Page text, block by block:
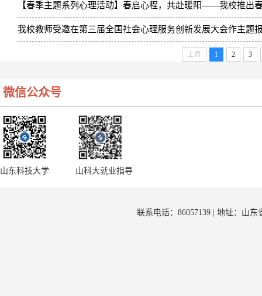
【春季主题系列心理活动】​春启心程，共赴暖阳——我校推出
我校教师受邀在第三届全国社会心理服务创新发展大会作主题
上页 1 2 3
微信公众号
山东科技大学 山科大就业指导
联系电话：86057139 | 地址：山